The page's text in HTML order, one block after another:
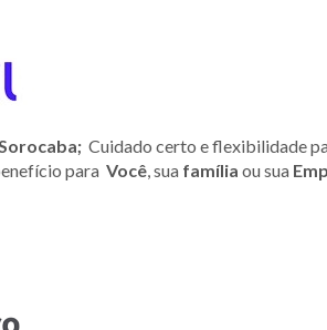
Cuidado certo e flexibilidade
para Você, sua família ou sua